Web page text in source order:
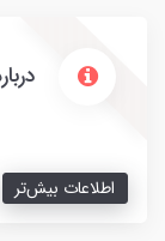
اطلاعات بیش‌تر